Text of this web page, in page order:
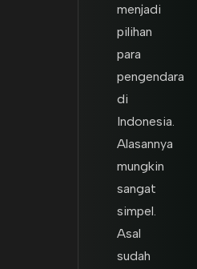
menjadi
pilihan
para
pengendara
di
Indonesia.
Alasannya
mungkin
sangat
simpel.
Asal
sudah